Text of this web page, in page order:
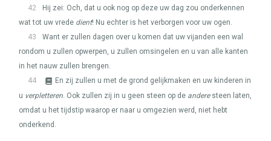
42
Hij zei: Och, dat u ook nog op deze uw dag zou onderkennen
wat tot uw vrede dient! Nu echter is het verborgen voor uw ogen.
43
Want er zullen dagen over u komen dat uw vijanden een wal
rondom u zullen opwerpen, u zullen omsingelen en u van alle kanten
in het nauw zullen brengen.
44
En zij zullen u met de grond gelijkmaken en uw kinderen in
u verpletteren. Ook zullen zij in u geen steen op de anderesteen laten,
omdat u het tijdstip waarop er naar u omgezien werd, niet hebt
onderkend.